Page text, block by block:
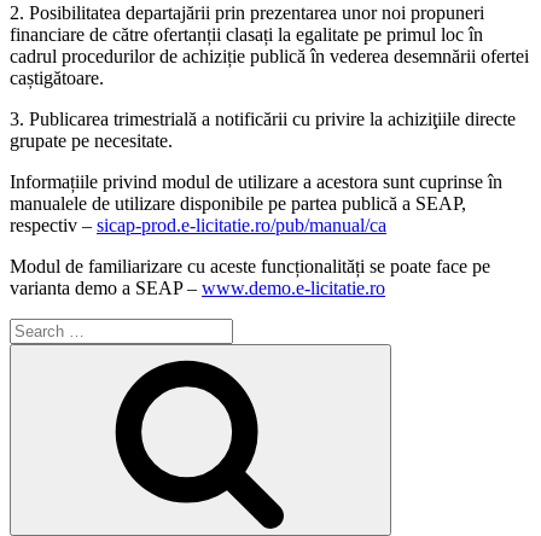
2. Posibilitatea departajării prin prezentarea unor noi propuneri
financiare de către ofertanții clasați la egalitate pe primul loc în
cadrul procedurilor de achiziție publică în vederea desemnării ofertei
caștigătoare.
3. Publicarea trimestrială a notificării cu privire la achiziţiile directe
grupate pe necesitate.
Informațiile privind modul de utilizare a acestora sunt cuprinse în
manualele de utilizare disponibile pe partea publică a SEAP,
respectiv – sicap-prod.e-licitatie.ro/pub/manual/ca
Modul de familiarizare cu aceste funcționalități se poate face pe
varianta demo a SEAP – www.demo.e-licitatie.ro
Search
for: